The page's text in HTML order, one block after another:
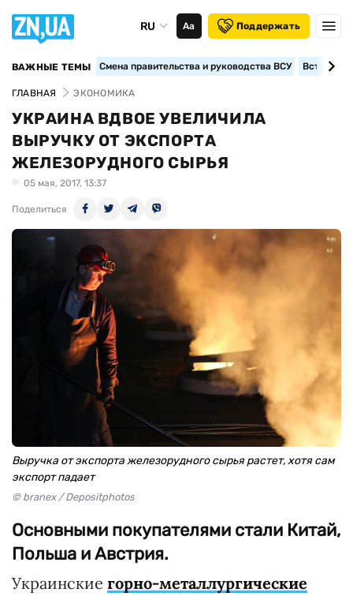
RU Аа Поддержать
ВАЖНЫЕ ТЕМЫ Смена правительства и руководства ВСУ
ГЛАВНАЯ ЭКОНОМИКА
УКРАИНА ВДВОЕ УВЕЛИЧИЛА
ВЫРУЧКУ ОТ ЭКСПОРТА
ЖЕЛЕЗОРУДНОГО СЫРЬЯ
05 мая, 2017, 13:37
Поделиться
Выручка от экспорта железорудного сырья растет, хотя сам
экспорт падает
© branex / Depositphotos
Основными покупателями стали Китай,
Польша и Австрия.
Украинские горно-металлургические